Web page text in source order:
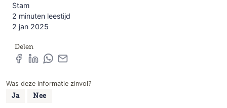
Stam
2 minuten leestijd
2 jan 2025
Delen
Was deze informatie zinvol?
Ja Nee